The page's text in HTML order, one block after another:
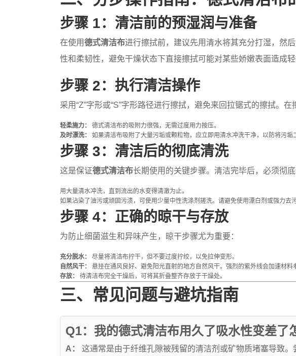
步骤 1：清洁前的预湿润与准备
在使用德式清洁布进行擦拭前，建议先用清水将其充分打湿，然
性和柔韧性，避免干燥状态下直接擦拭可能对某些娇嫩表面造成
步骤 2：执行清洁操作
采用“Z”字形或“S”字形路径进行擦拭，避免来回拉锯式的擦拭。
轻柔施力：
德式清洁布的吸附力很强，无需过度用力按压。
及时漂洗：
如果清洁布吸附了大量污垢或颗粒物，应立即用清水冲洗干净，以防将污
步骤 3：清洁后的彻底清洗
这是保证德式清洁布长期使用的关键步骤。清洁完毕后，必须彻
用大量清水冲洗，直到流出的水变得清澈为止。
如果沾染了油污或顽固污渍，可使用少量中性洗涤剂搓洗。请避免使用漂白剂或强力去
步骤 4：正确的晾干与存放
为防止细菌滋生和异味产生，晾干步骤尤为重要：
充分脱水：
尽量将清洁布拧干，但不要过度拧绞，以免拉伸变形。
自然风干：
悬挂在通风良好、避免阳光直射的地方自然风干。强烈的紫外线会加速材料
存放：
待清洁布完全干燥后，可将其折叠整齐存放于干燥处。
三、常见问题与避坑指南
Q1：我的德式清洁布用久了吸水性变差了
A： 这通常是由于纤维孔隙被残留的清洁剂或矿物质堵塞导致